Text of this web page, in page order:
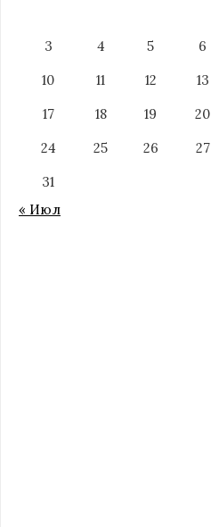
3
4 5 6
10
11 12 13
17
18 19 20
24
25 26 27
31
« Июл